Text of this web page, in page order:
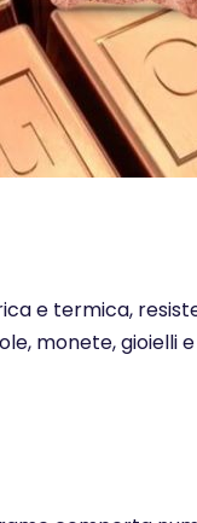
e termica,
monete, gioielli